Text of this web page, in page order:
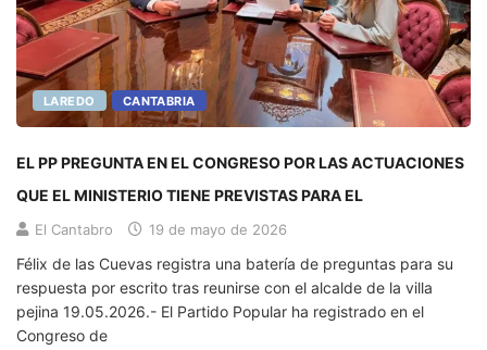
LAREDO CANTABRIA
EL PP PREGUNTA EN EL CONGRESO POR LAS ACTUACIONES
QUE EL MINISTERIO TIENE PREVISTAS PARA EL
El Cantabro 19 de mayo de 2026
Félix de las Cuevas registra una batería de preguntas para su
respuesta por escrito tras reunirse con el alcalde de la villa
pejina 19.05.2026.- El Partido Popular ha registrado en el
Congreso de